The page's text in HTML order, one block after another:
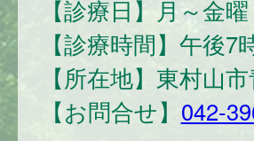
【診療日】月～金
【診療時間】午後7
【所在地】東村山
【お問合せ】 042-